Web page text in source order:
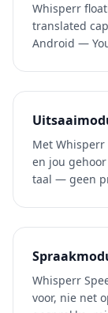
Whisperr
translated
Android —
Met Whisperr
en jou
taal — geen
Whisperr
voor, nie net